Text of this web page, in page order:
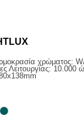
χρώματος:
Λειτουργίας: